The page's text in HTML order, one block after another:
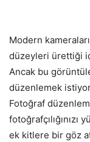
Modern
düzeyleri ürettiği
Ancak bu
düzenlemek
Fotoğraf
ek kitlere bir göz